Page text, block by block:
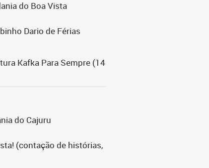
do Boa Vista
Dario de Férias
Kafka Para Sempre (14
do Cajuru
(contação de histórias,